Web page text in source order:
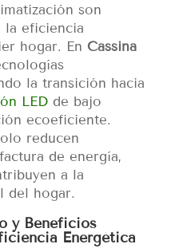
son
la eficiencia
hogar. En Cassina
la transición hacia
LEDde bajo
ecoeficiente.
reducen
de energía,
a la
del hogar.
y Beneficios
Energética